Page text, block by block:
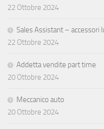
22 Ottobre 2024
Sales Assistant – accessori
22 Ottobre 2024
Addetta vendite part time
20 Ottobre 2024
Meccanico auto
20 Ottobre 2024